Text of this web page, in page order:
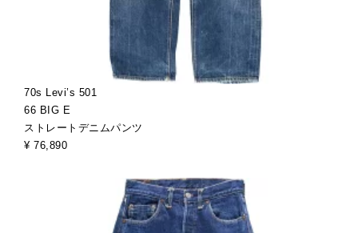
70s Levi’s 501
66 BIG E
ストレートデニムパンツ
¥ 76,890